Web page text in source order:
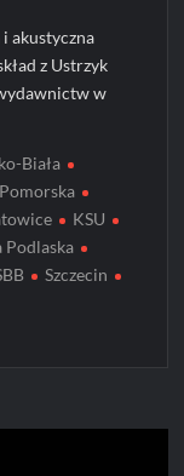
akustyczna
z Ustrzyk
w
Biała
KSU
Podlaska
Szczecin